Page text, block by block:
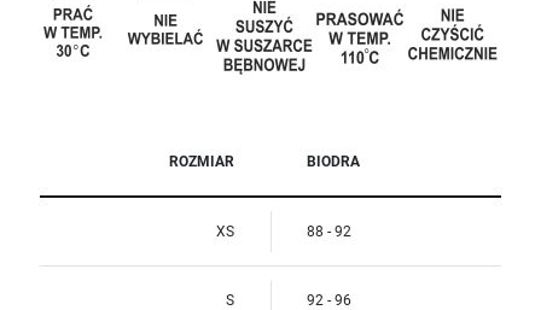
ROZMIAR BIODRA
XS 88 - 92
S 92 - 96